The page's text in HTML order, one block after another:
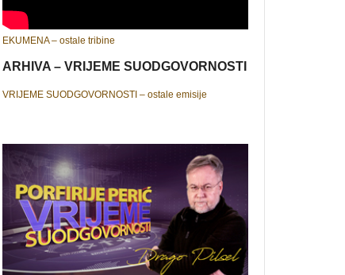
EKUMENA – ostale tribine
ARHIVA – VRIJEME SUODGOVORNOSTI
VRIJEME SUODGOVORNOSTI – ostale emisije